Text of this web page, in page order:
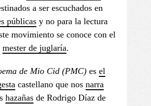
a ser escuchados en
públicas y no para la lectura
movimiento se conoce con el
mester de juglaría.
de Mio Cid (PMC) es el
castellano que nos narra
hazañas de Rodrigo Díaz de